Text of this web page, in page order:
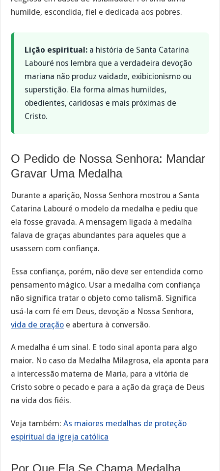
humilde, escondida, fiel e dedicada aos pobres.
Lição espiritual: a história de Santa Catarina
Labouré nos lembra que a verdadeira devoção
mariana não produz vaidade, exibicionismo ou
superstição. Ela forma almas humildes,
obedientes, caridosas e mais próximas de
Cristo.
O Pedido de Nossa Senhora: Mandar
Gravar Uma Medalha
Durante a aparição, Nossa Senhora mostrou a Santa
Catarina Labouré o modelo da medalha e pediu que
ela fosse gravada. A mensagem ligada à medalha
falava de graças abundantes para aqueles que a
usassem com confiança.
Essa confiança, porém, não deve ser entendida como
pensamento mágico. Usar a medalha com confiança
não significa tratar o objeto como talismã. Significa
usá-la com fé em Deus, devoção a Nossa Senhora,
vida de oração e abertura à conversão.
A medalha é um sinal. E todo sinal aponta para algo
maior. No caso da Medalha Milagrosa, ela aponta para
a intercessão materna de Maria, para a vitória de
Cristo sobre o pecado e para a ação da graça de Deus
na vida dos fiéis.
Veja também:As maiores medalhas de proteção
espiritual da igreja católica